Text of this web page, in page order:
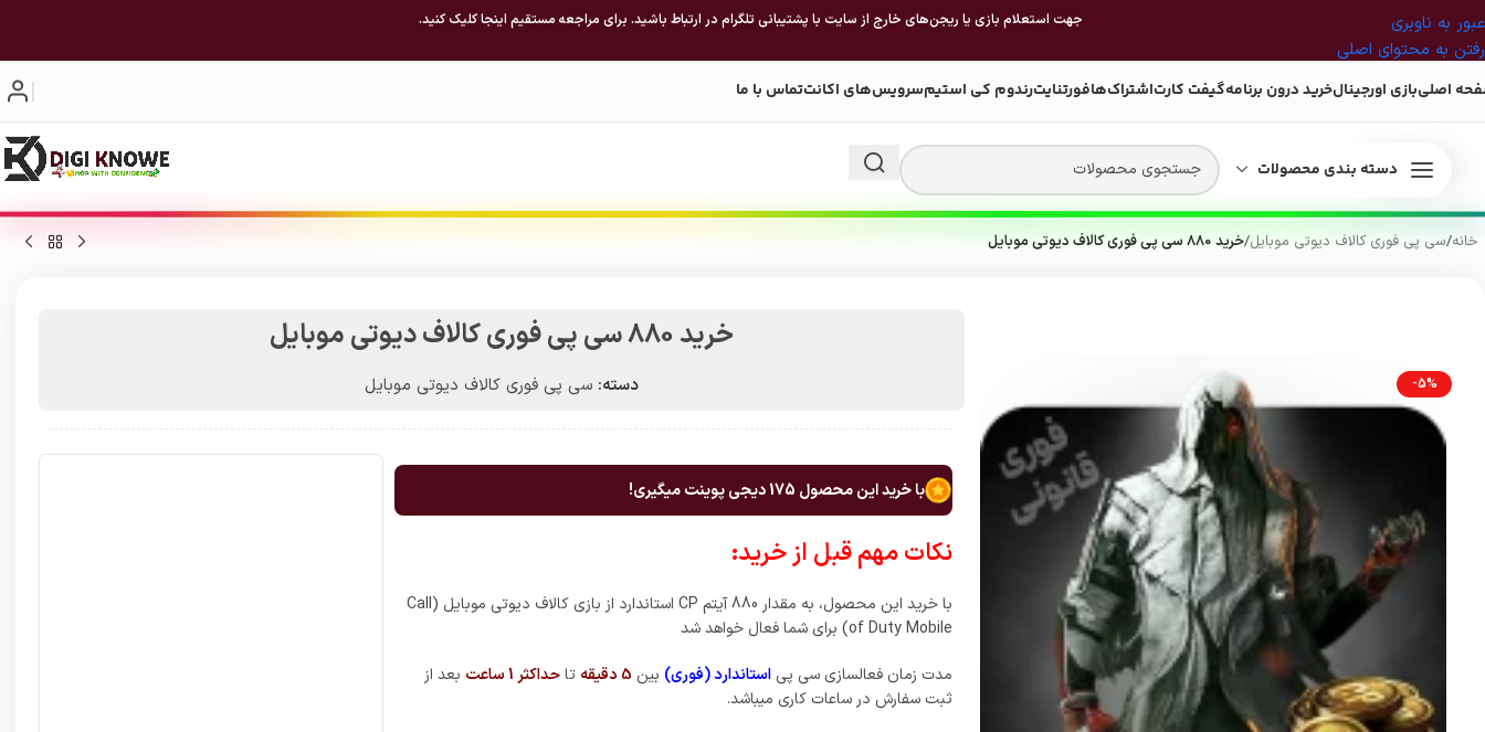
عبور به ناوبری
رفتن به محتوای اصلی
جهت استعلام بازی یا ریجن‌های خارج از سایت با پشتیبانی تلگرام در ارتباط باشید. برای مراجعه مستقیم اینجا کلیک کنید.
اصلیبازی اورجینالخرید درون برنامهگیفت کارتاشتراک‌هافورتنایترندوم کی استیمسرویس‌های اکانتتماس با ما
دسته بندی محصولات
خانه/سی پی فوری کالاف دیوتی موبایل/خرید 880 سی پی فوری کالاف دیوتی موبایل
-5%
خرید 880 سی پی فوری کالاف دیوتی موبایل
دسته: سی پی فوری کالاف دیوتی موبایل
با خرید این محصول 175دیجی پوینت میگیری!
نکات مهم قبل از خرید:
با خرید این محصول، به مقدار 880 آیتم CP استاندارد از بازی کالاف دیوتی موبایل (Call
of Duty Mobile) برای شما فعال خواهد شد
مدت زمان فعالسازی سی پی استاندارد (فوری) بین 5 دقیقه تاحداکثر 1 ساعت
بعد از
ثبت سفارش در ساعات کاری میباشد.